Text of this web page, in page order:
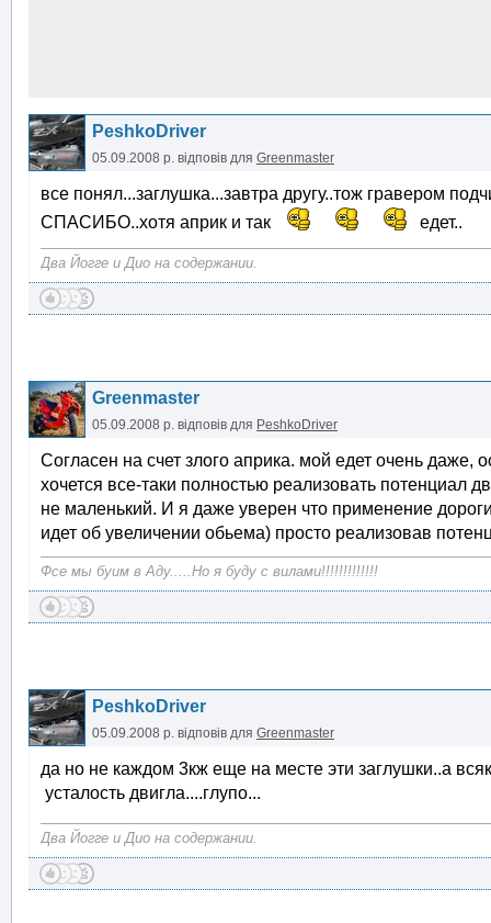
PeshkoDriver
05.09.2008 р. відповів для Greenmaster
все понял...заглушка...завтра другу..тож гравером
СПАСИБО..хотя априк и так
едет..
Два Йогге и Дио на содержании.
Greenmaster
05.09.2008 р. відповів для PeshkoDriver
Согласен на счет злого априка. мой едет очень даже,
хочется все-таки полностью реализовать потенциал
не маленький. И я даже уверен что применение
идет об увеличении обьема) просто реализовав
Фсе мы буим в Аду.....Но я буду с вилами!!!!!!!!!!!!!
PeshkoDriver
05.09.2008 р. відповів для Greenmaster
да но не каждом 3кж еще на месте эти заглушки..а
усталость двигла....глупо...
Два Йогге и Дио на содержании.